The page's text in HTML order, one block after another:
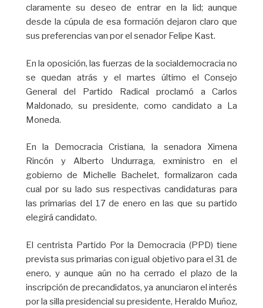
claramente su deseo de entrar en la lid; aunque
desde la cúpula de esa formación dejaron claro que
sus preferencias van por el senador Felipe Kast.
En la oposición, las fuerzas de la socialdemocracia no
se quedan atrás y el martes último el Consejo
General del Partido Radical proclamó a Carlos
Maldonado, su presidente, como candidato a La
Moneda.
En la Democracia Cristiana, la senadora Ximena
Rincón y Alberto Undurraga, exministro en el
gobierno de Michelle Bachelet, formalizaron cada
cual por su lado sus respectivas candidaturas para
las primarias del 17 de enero en las que su partido
elegirá candidato.
El centrista Partido Por la Democracia (PPD) tiene
prevista sus primarias con igual objetivo para el 31 de
enero, y aunque aún no ha cerrado el plazo de la
inscripción de precandidatos, ya anunciaron el interés
por la silla presidencial su presidente, Heraldo Muñoz,